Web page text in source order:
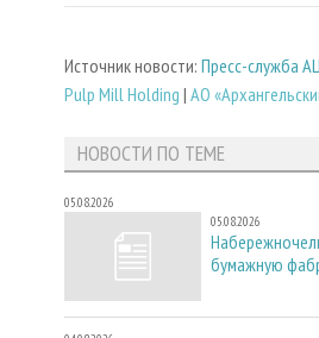
Источник новости: Пресс-служба
Pulp Mill Holding | АО
НОВОСТИ ПО ТЕМЕ
05.08.2026
05.08.2026
бумажную